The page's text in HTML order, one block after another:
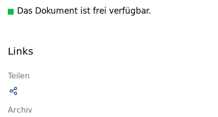
Das Dokument ist frei verfügbar.
Links
Teilen
Archiv